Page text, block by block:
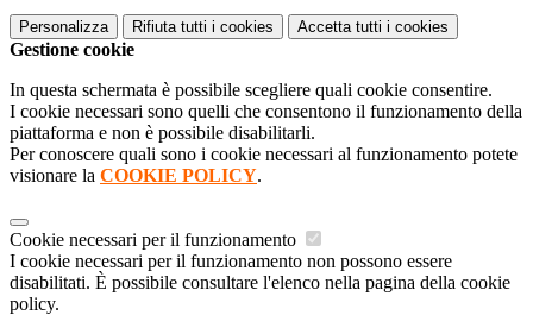
Personalizza Rifiuta tutti i cookies Accetta tutti i cookies
Gestione cookie
In questa schermata è possibile scegliere quali cookie consentire.
I cookie necessari sono quelli che consentono il funzionamento della
piattaforma e non è possibile disabilitarli.
Per conoscere quali sono i cookie necessari al funzionamento potete
visionare la COOKIE POLICY.
Cookie necessari per il funzionamento
I cookie necessari per il funzionamento non possono essere
disabilitati. È possibile consultare l'elenco nella pagina della cookie
policy.